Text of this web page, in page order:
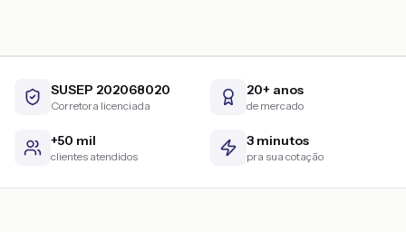
SUSEP 202068020
Corretora licenciada
20+ anos
de mercado
+50 mil
clientes atendidos
3 minutos
pra sua cotação